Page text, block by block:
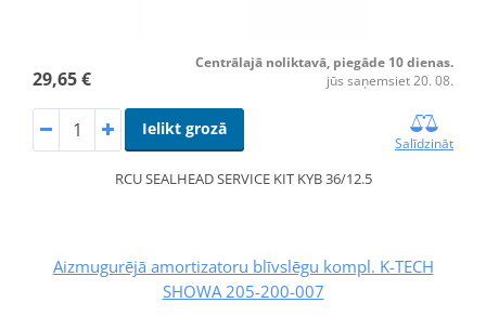
29,65 €
Centrālajā noliktavā, piegāde 10 dienas.
jūs saņemsiet 20. 08.
Ielikt grozā
Salīdzināt
RCU SEALHEAD SERVICE KIT KYB 36/12.5
Aizmugurējā amortizatoru blīvslēgu kompl. K-TECH
SHOWA 205-200-007